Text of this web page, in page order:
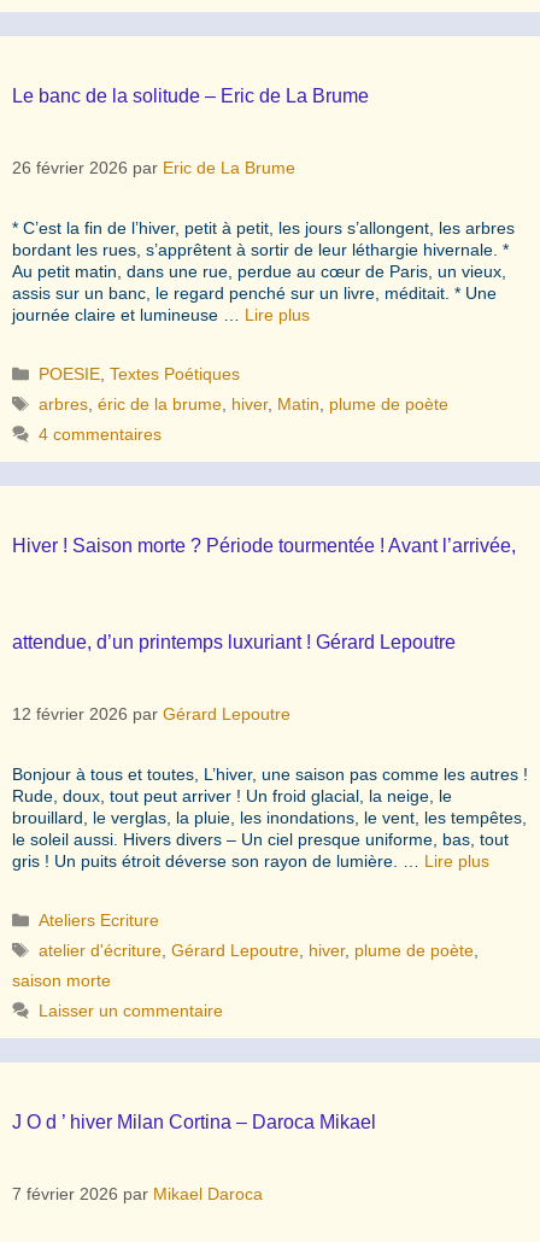
Le banc de la solitude – Eric de La Brume
26 février 2026 par Eric de La Brume
* C’est la fin de l’hiver, petit à petit, les jours s’allongent, les arbres
bordant les rues, s’apprêtent à sortir de leur léthargie hivernale. *
Au petit matin, dans une rue, perdue au cœur de Paris, un vieux,
assis sur un banc, le regard penché sur un livre, méditait. * Une
journée claire et lumineuse … Lire plus
Catégories
POESIE ,Textes Poétiques
Étiquettes
arbres ,éric de la brume hiver, Matin
plume de poète
4 commentaires
Hiver ! Saison morte ? Période tourmentée ! Avant l’arrivée,
attendue, d’un printemps luxuriant ! Gérard Lepoutre
12 février 2026 par Gérard Lepoutre
Bonjour à tous et toutes, L’hiver, une saison pas comme les autres !
Rude, doux, tout peut arriver ! Un froid glacial, la neige, le
brouillard, le verglas, la pluie, les inondations, le vent, les tempêtes,
le soleil aussi. Hivers divers – Un ciel presque uniforme, bas, tout
gris ! Un puits étroit déverse son rayon de lumière. … Lire plus
Catégories
Ateliers Ecriture
Étiquettes
atelier d'écriture ,Gérard Lepoutre hiver, plume de poète
saison morte
Laisser un commentaire
J O d ’ hiver Milan Cortina – Daroca Mikael
7 février 2026 par Mikael Daroca